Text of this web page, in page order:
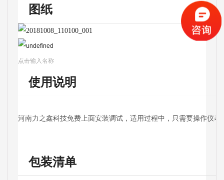
图纸
点击输入名称
使用说明
河南力之鑫科技免费上面安装调试，适用过程中，只需要操作仪
包装清单